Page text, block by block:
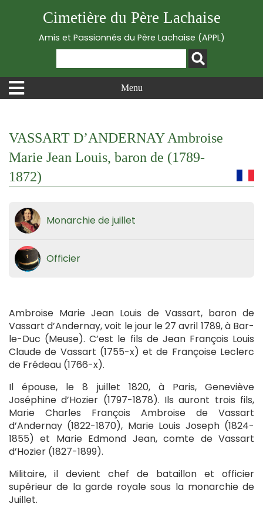
Cimetière du Père Lachaise
Amis et Passionnés du Père Lachaise (APPL)
Menu
VASSART D’ANDERNAY Ambroise
Marie Jean Louis, baron de (1789-
1872)
Monarchie de juillet
Officier
Ambroise Marie Jean Louis de Vassart, baron de
Vassart d’Andernay, voit le jour le 27 avril 1789, à Bar-
le-Duc (Meuse). C’est le fils de Jean François Louis
Claude de Vassart (1755-x) et de Françoise Leclerc
de Frédeau (1766-x).
Il épouse, le 8 juillet 1820, à Paris, Geneviève
Joséphine d’Hozier (1797-1878). Ils auront trois fils,
Marie Charles François Ambroise de Vassart
d’Andernay (1822-1870), Marie Louis Joseph (1824-
1855) et Marie Edmond Jean, comte de Vassart
d’Hozier (1827-1899).
Militaire, il devient chef de bataillon et officier
supérieur de la garde royale sous la monarchie de
Juillet.